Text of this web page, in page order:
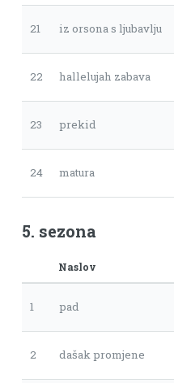
21 iz orsona s ljubavlju
22 hallelujah zabava
23 prekid
24 matura
5. sezona
Naslov
1 pad
2 dašak promjene